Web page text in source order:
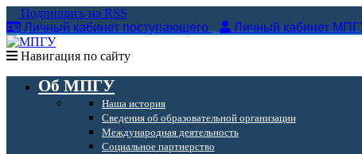
Подпишись на RSS
Личный кабинет поступающего
Личный кабинет
Навигация по сайту
Об МПГУ
Наша история
Сведения об образовательной организации
Международная деятельность
Социальное партнерство